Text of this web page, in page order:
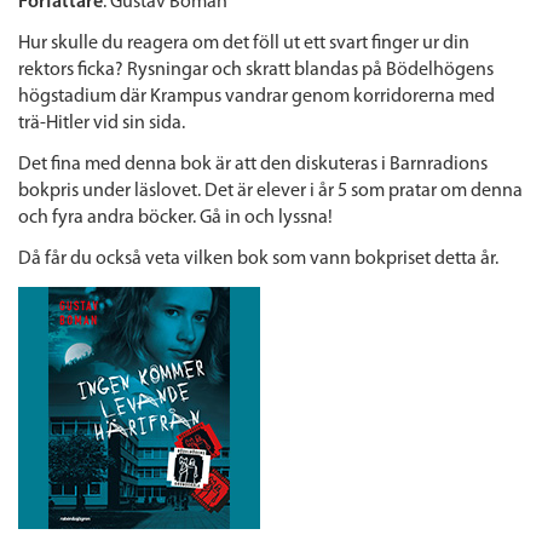
Hur skulle du reagera om det föll ut ett svart finger ur din
rektors ficka? Rysningar och skratt blandas på Bödelhögens
högstadium där Krampus vandrar genom korridorerna med
trä-Hitler vid sin sida.
Det fina med denna bok är att den diskuteras i Barnradions
bokpris under läslovet. Det är elever i år 5 som pratar om denna
och fyra andra böcker. Gå in och lyssna!
Då får du också veta vilken bok som vann bokpriset detta år.